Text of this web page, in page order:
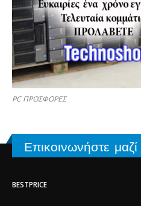
PC ΠΡΟΣΦΟΡΕΣ
Επικοινωνήστε
BESTPRICE